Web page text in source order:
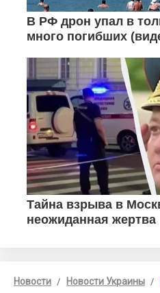
Новости Новости Украины